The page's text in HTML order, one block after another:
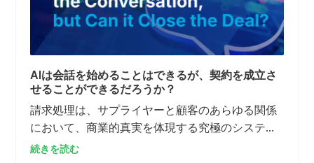
AIは会話を始めることはできるが、契約を成立さ
せることができるだろうか？
請求処理は、サプライヤーと顧客のあらゆる関係
において、商業的真実を体現する究極のシステム
であり、AIがビジネス価値を確実に獲得するため
続きを読む